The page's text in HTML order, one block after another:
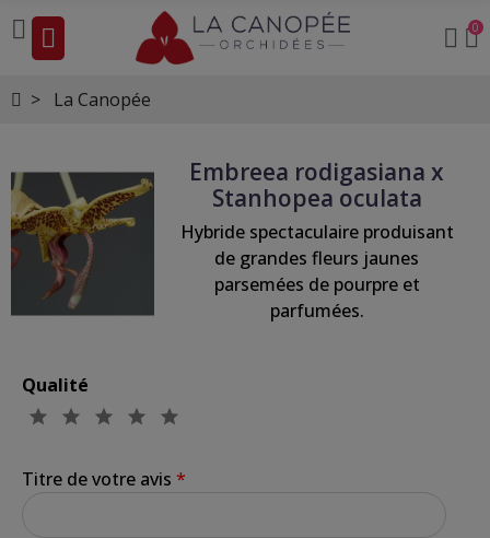
0
La Canopée
Embreea rodigasiana x
Stanhopea oculata
Hybride spectaculaire produisant
de grandes fleurs jaunes
parsemées de pourpre et
parfumées.
Qualité
Titre de votre avis *